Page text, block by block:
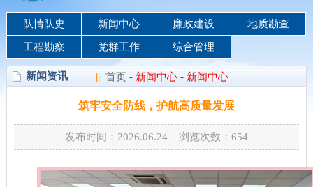
队情队史 新闻中心 廉政建设 地质勘查
工程勘察 党群工作 综合管理
新闻资讯 || 首页 - 新闻中心 - 新闻中心
筑牢安全防线，护航高质量发展
发布时间：2026.06.24 浏览次数： 654